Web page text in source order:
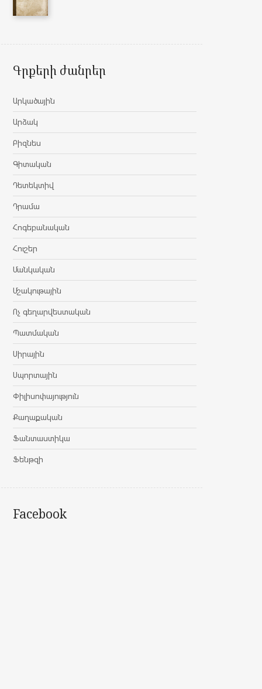
Գրքերի ժանրեր
Արկածային
Արձակ
Բիզնես
Գիտական
Դետեկտիվ
Դրամա
Հոգեբանական
Հուշեր
Մանկական
Մշակութային
Ոչ գեղարվեստական
Պատմական
Սիրային
Սպորտային
Փիլիսոփայություն
Քաղաքական
Ֆանտաստիկա
Ֆենթզի
Facebook